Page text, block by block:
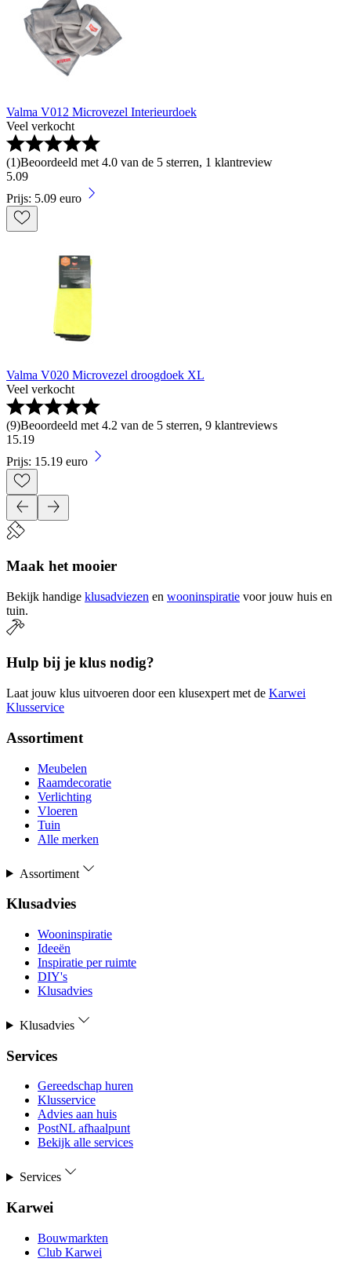
Valma V012 Microvezel Interieurdoek
Veel verkocht
(1)Beoordeeld met 4.0 van de 5 sterren, 1 klantreview
5.09
Prijs: 5.09 euro
Valma V020 Microvezel droogdoek XL
Veel verkocht
(9)Beoordeeld met 4.2 van de 5 sterren, 9 klantreviews
15.19
Prijs: 15.19 euro
Maak het mooier
Bekijk handige klusadviezen en wooninspiratie voor jouw huis en
tuin.
Hulp bij je klus nodig?
Laat jouw klus uitvoeren door een klusexpert met de Karwei
Klusservice
Assortiment
Meubelen
Raamdecoratie
Verlichting
Vloeren
Tuin
Alle merken
Assortiment
Klusadvies
Wooninspiratie
Ideeën
Inspiratie per ruimte
DIY's
Klusadvies
Klusadvies
Services
Gereedschap huren
Klusservice
Advies aan huis
PostNL afhaalpunt
Bekijk alle services
Services
Karwei
Bouwmarkten
Club Karwei